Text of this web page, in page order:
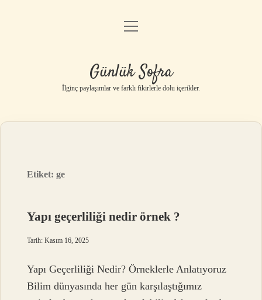
Anasayfa
Yasal Uyarı
menüyü
Günlük Sofra
İlginç paylaşımlar ve farklı fikirlerle dolu içerikler.
Etiket:ge
Yapı geçerliliği nedir örnek ?
Tarih: Kasım 16, 2025
Yapı Geçerliliği Nedir? Örneklerle Anlatıyoruz
Bilim dünyasında her gün karşılaştığımız